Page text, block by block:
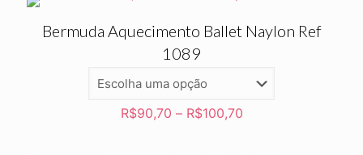
Bermuda Aquecimento Ballet Naylon Ref
1089
R$90,70 – R$100,70